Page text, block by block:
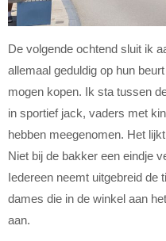
De volgende ochtend sluit ik
allemaal geduldig op hun
mogen kopen. Ik sta tussen
in sportief jack, vaders met
hebben meegenomen. Het
Niet bij de bakker een eindje
Iedereen neemt uitgebreid de
dames die in de winkel aan
aan.